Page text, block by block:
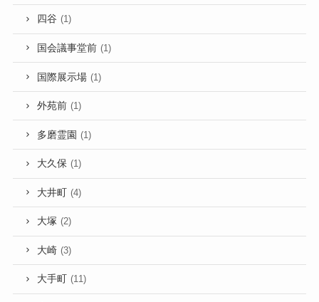
四谷 (1)
国会議事堂前 (1)
国際展示場 (1)
外苑前 (1)
多磨霊園 (1)
大久保 (1)
大井町 (4)
大塚 (2)
大崎 (3)
大手町 (11)